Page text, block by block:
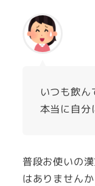
いつも飲ん
本当に自
普段お使いの漢
はありませんか